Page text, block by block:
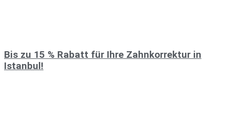
Bis zu 15 % Rabatt für Ihre Zahnkorrektur in
Istanbul!